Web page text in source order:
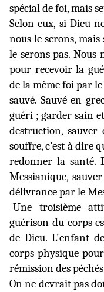
spécial de foi, mais
Selon eux, si Dieu
nous le serons,
le serons pas. Nous
pour recevoir la
de la même foi par
sauvé. Sauvé en
guéri ; garder sain
destruction, sauver
souffre, c’est à dire
redonner la santé.
Messianique,
délivrance par le
-Une troisième
guérison du corps
de Dieu. L'enfant
corps physique
rémission des
On ne devrait pas